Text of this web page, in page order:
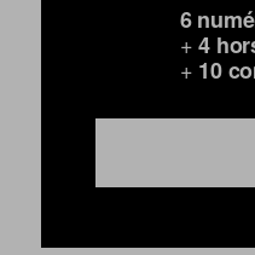
6
+4
+ 10